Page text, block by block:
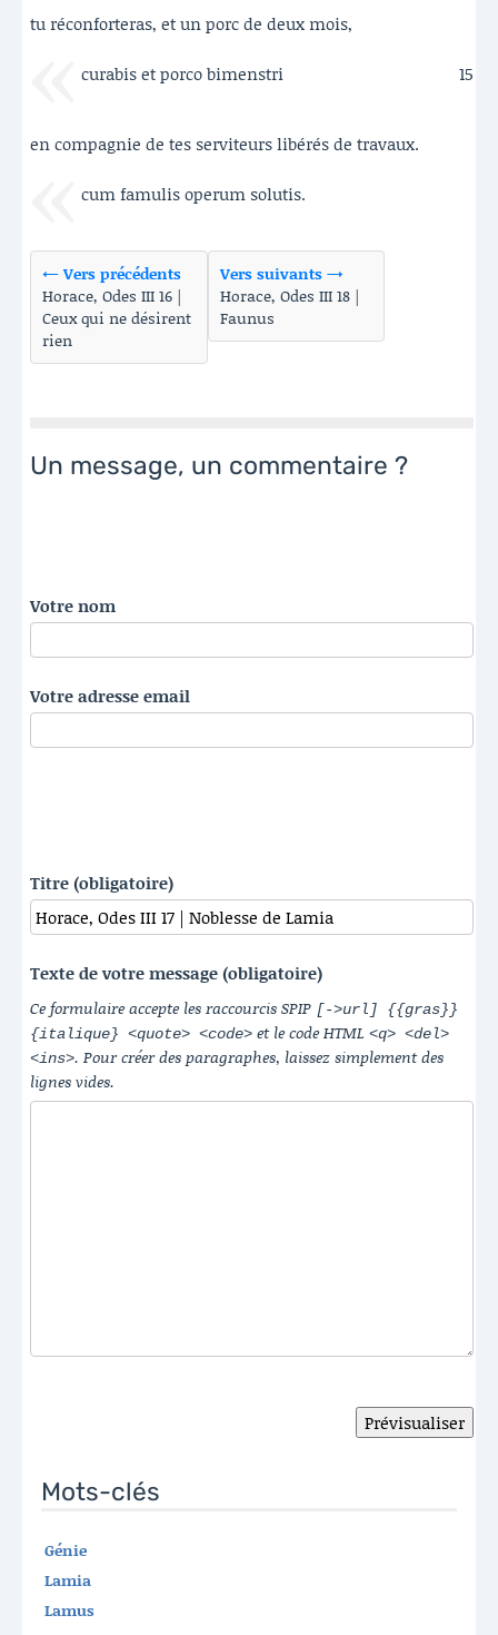
tu réconforteras, et un porc de deux mois,
curabis et porco bimenstri 15
en compagnie de tes serviteurs libérés de travaux.
cum famulis operum solutis.
← Vers précédents
Horace, Odes III 16 |
Ceux qui ne désirent
rien
Vers suivants →
Horace, Odes III 18 |
Faunus
Un message, un commentaire ?
Votre nom
Votre adresse email
Titre (obligatoire)
Texte de votre message (obligatoire)
Ce formulaire accepte les raccourcis SPIP [->url] {{gras}}
{italique} <quote> <code> et le code HTML <q> <del>
<ins>. Pour créer des paragraphes, laissez simplement des
lignes vides.
Mots-clés
Génie
Lamia
Lamus